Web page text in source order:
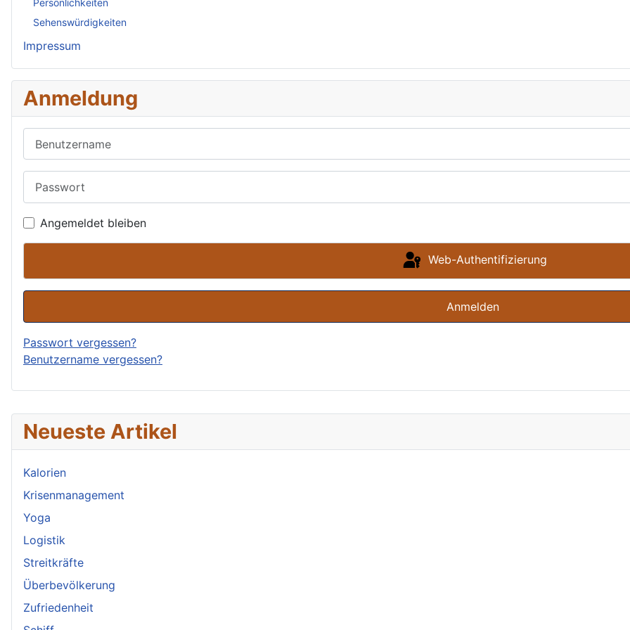
Neueste Artikel
Kalorien
Krisenmanagement
Yoga
Logistik
Streitkräfte
Überbevölkerung
Zufriedenheit
Sehenswürdigkeiten
Impressum
Anmeldung
Angemeldet bleiben
Web-Authentifizierung
Anmelden
Passwort vergessen?
Benutzername vergessen?